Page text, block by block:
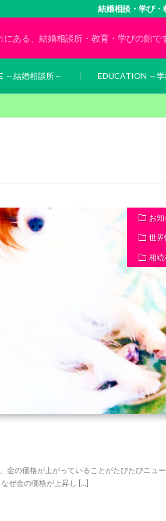
結婚相談・学び・
にある、結婚相談所・教育・学びの館で
～結婚相談所～ EDUCATION ～学
お
世界
相続
の価格が上がっていることがたびたびニュ
ぜ金の価格が上昇し […]